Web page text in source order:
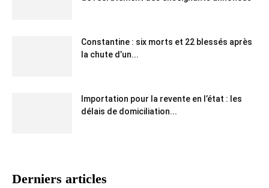
Constantine : six morts et 22 blessés après
la chute d’un...
Importation pour la revente en l’état : les
délais de domiciliation...
Derniers articles